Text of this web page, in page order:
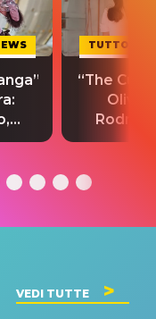
e
TUTTO
“The
Olivia
testo,
VEDI TUTTE